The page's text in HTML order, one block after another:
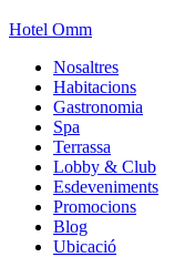
Hotel Omm
Nosaltres
Habitacions
Gastronomia
Spa
Terrassa
Lobby & Club
Esdeveniments
Promocions
Blog
Ubicació